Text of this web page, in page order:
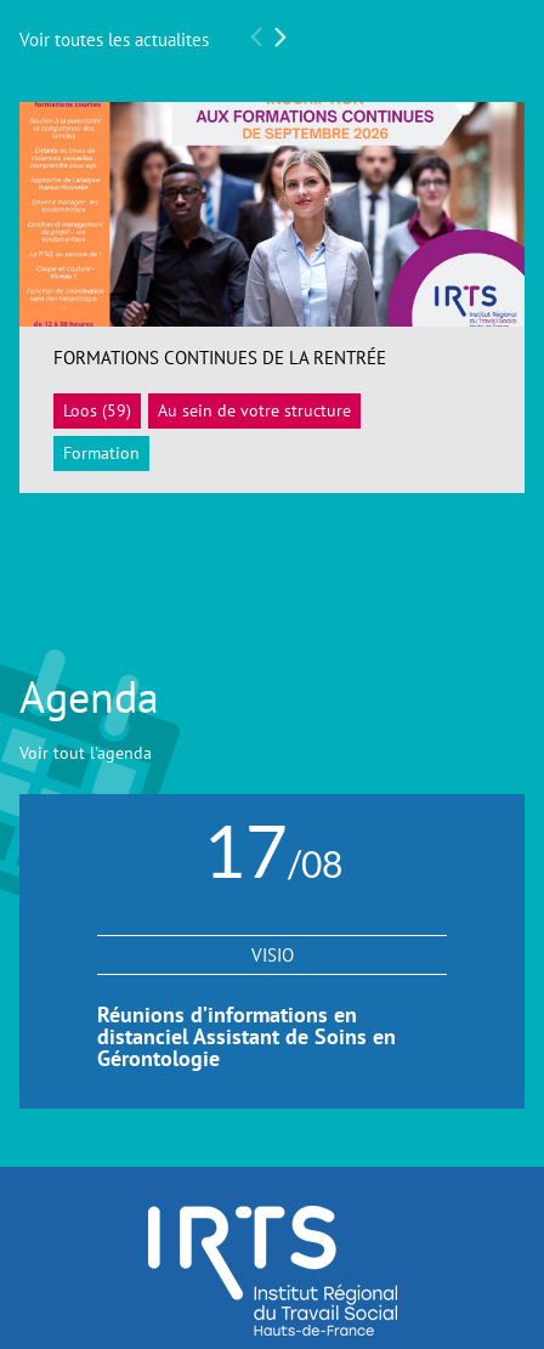
Voir toutes les actualites
ACCÉDER
FORMATIONS CONTINUES DE LA RENTRÉE
Loos (59)
Au sein de votre structure
Formation
Agenda
Voir tout l'agenda
17/08
VISIO
Réunions d’informations en
distanciel Assistant de Soins en
Gérontologie